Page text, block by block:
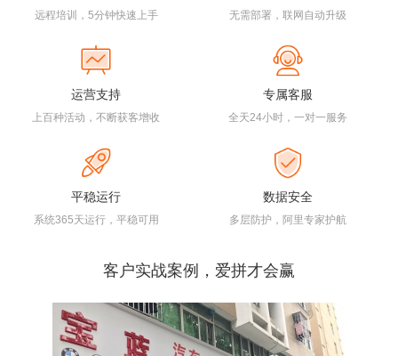
远程培训，5分钟快速上手 无需部署，联网自动升级
运营支持
上百种活动，不断获客增收
专属客服
全天24小时，一对一服务
平稳运行
系统365天运行，平稳可用
数据安全
多层防护，阿里专家护航
客户实战案例，爱拼才会赢